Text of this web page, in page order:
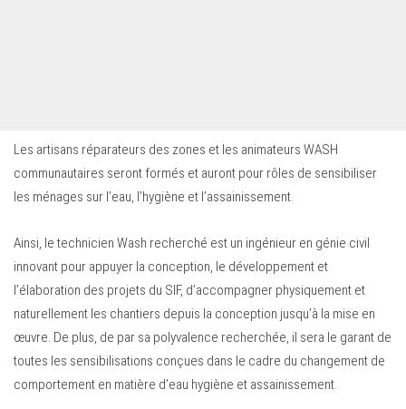
Les artisans réparateurs des zones et les animateurs WASH
communautaires seront formés et auront pour rôles de sensibiliser
les ménages sur l’eau, l’hygiène et l’assainissement.
Ainsi, le technicien Wash recherché est un ingénieur en génie civil
innovant pour appuyer la conception, le développement et
l’élaboration des projets du SIF, d’accompagner physiquement et
naturellement les chantiers depuis la conception jusqu’à la mise en
œuvre. De plus, de par sa polyvalence recherchée, il sera le garant de
toutes les sensibilisations conçues dans le cadre du changement de
comportement en matière d’eau hygiène et assainissement.